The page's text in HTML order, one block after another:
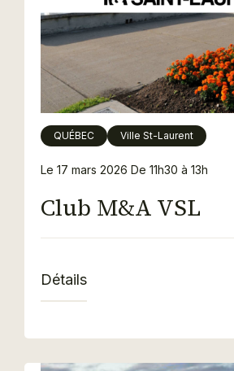
Club M&A VSL
Le 17 mars 2026 De 11h30 à 13h
QUÉBEC Ville St-Laurent
Détails